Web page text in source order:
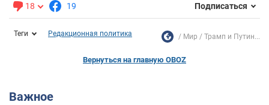
18 19 Подписаться
Теги Редакционная политика Мир Трамп и Путин...
Вернуться на главную OBOZ
Важное